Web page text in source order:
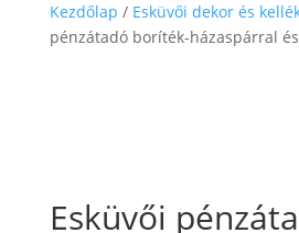
Kezdőlap / Esküvői dekor és
pénzátadó boríték-házaspárral
Esküvői